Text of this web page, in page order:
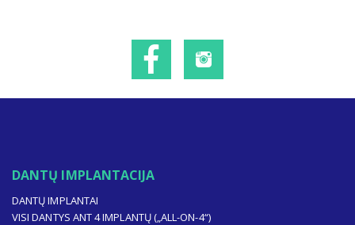
DANTŲ IMPLANTACIJA
DANTŲ IMPLANTAI
VISI DANTYS ANT 4 IMPLANTŲ („ALL-ON-4“)